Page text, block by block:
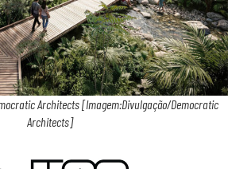
Architects [Imagem:Divulgação/Democratic
Architects]